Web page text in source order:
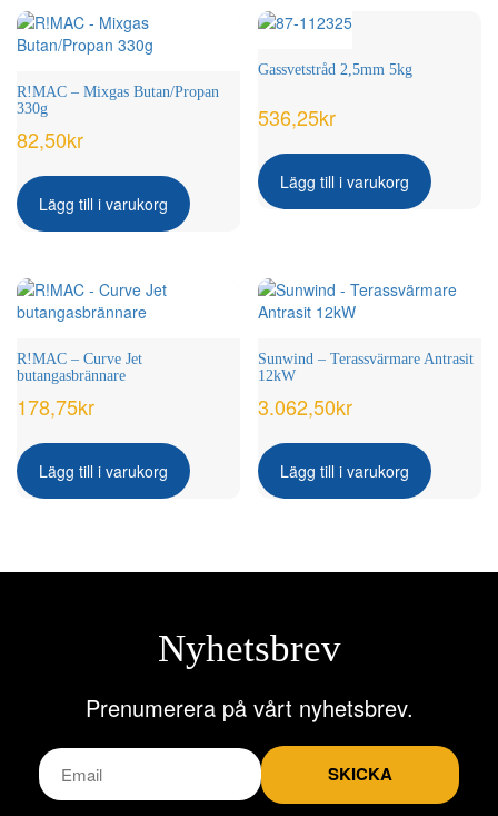
R!MAC – Mixgas Butan/Propan
330g
82,50kr
Lägg till i varukorg
Gassvetstråd 2,5mm 5kg
536,25kr
Lägg till i varukorg
R!MAC – Curve Jet
butangasbrännare
178,75kr
Lägg till i varukorg
Sunwind – Terassvärmare Antrasit
12kW
3.062,50kr
Lägg till i varukorg
Nyhetsbrev
Prenumerera på vårt nyhetsbrev.
SKICKA